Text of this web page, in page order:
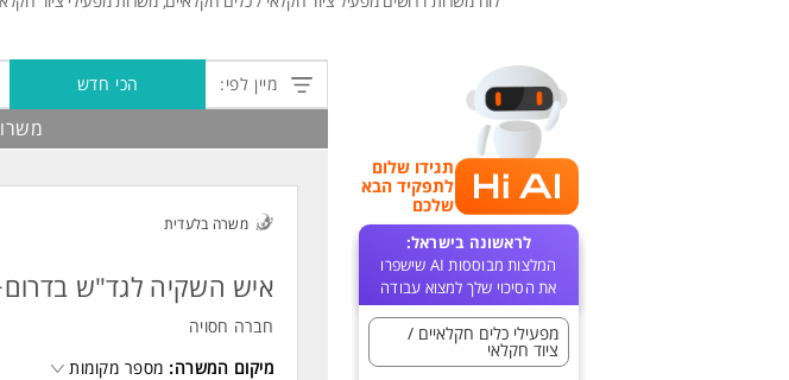
תגידו שלום
לתפקיד הבא
שלכם
לראשונה בישראל:
המלצות מבוססות AI שישפרו
את הסיכוי שלך למצוא עבודה
מפעילי כלים חקלאיים /
ציוד חקלאי
מיין לפי: הכי חדש
משרה בלעדית
איש השקיה לגד"ש
חברה חסויה
מיקום המשרה: מספר מקומות